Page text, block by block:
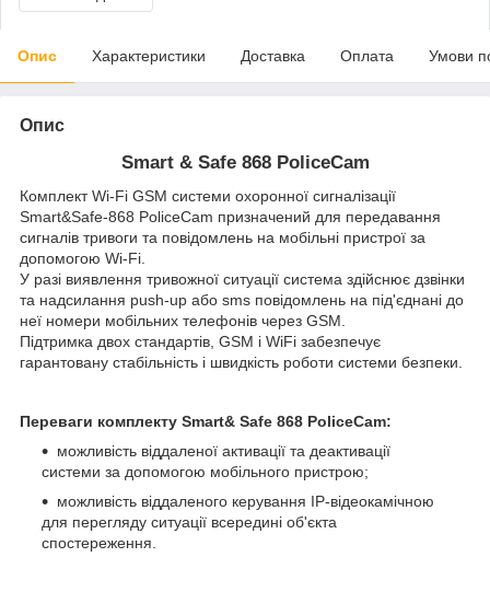
Опис Характеристики Доставка Оплата Умови
Опис
Smart & Safe 868 PoliceCam
Комплект Wi-Fi GSM системи охоронної сигналізації
Smart&Safe-868 PoliceCam призначений для передавання
сигналів тривоги та повідомлень на мобільні пристрої за
допомогою Wi-Fi.
У разі виявлення тривожної ситуації система здійснює дзвінки
та надсилання push-up або sms повідомлень на під'єднані до
неї номери мобільних телефонів через GSM.
Підтримка двох стандартів, GSM і WiFi забезпечує
гарантовану стабільність і швидкість роботи системи безпеки.
Переваги комплекту Smart& Safe 868 PoliceCam:
можливість віддаленої активації та деактивації
системи за допомогою мобільного пристрою;
можливість віддаленого керування IP-відеокамічною
для перегляду ситуації всередині об'єкта
спостереження.